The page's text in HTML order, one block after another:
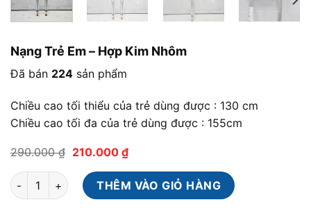
Nạng Trẻ Em – Hợp Kim Nhôm
Đã bán 224 sản phẩm
Chiều cao tối thiểu của trẻ dùng được : 130 cm
Chiều cao tối đa của trẻ dùng được : 155cm
290.000₫ Giá
290.000 ₫.
210.000 ₫Giá
hiện
tại
là:
Nạng Trẻ Em - Hợp Kim Nhôm số lượng
THÊM VÀO GIỎ HÀNG